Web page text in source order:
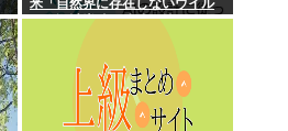
米「自然界に存在しないウイル
スを設計増殖に成功」技術が進